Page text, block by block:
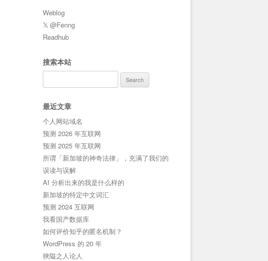
Weblog
𝕏 @Fenng
Readhub
搜索本站
for:
最近文章
个人网站域名
预测 2026 年互联网
预测 2025 年互联网
所谓「新加坡的神奇法律」，充满了我们的
误读与误解
AI 分析出来的我是什么样的
新加坡的特定中文词汇
预测 2024 互联网
我看国产数据库
如何评价知乎的匿名机制？
WordPress 的 20 年
狹隘之人论人